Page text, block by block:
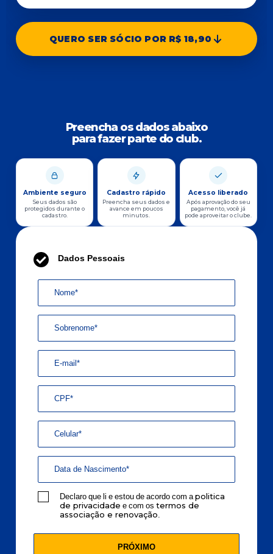
QUERO SER SÓCIO POR R$ 18,90
Preencha os dados abaixo
para fazer parte do club.
Ambiente seguro
Seus dados são
protegidos durante o
cadastro.
Cadastro rápido
Preencha seus dados e
avance em poucos
minutos.
Acesso liberado
Após aprovação do seu
pagamento, você já
pode aproveitar o clube.
Dados Pessoais
Declaro que li e estou de acordo com apolitica
de privacidade e com ostermos de
associação e renovação.